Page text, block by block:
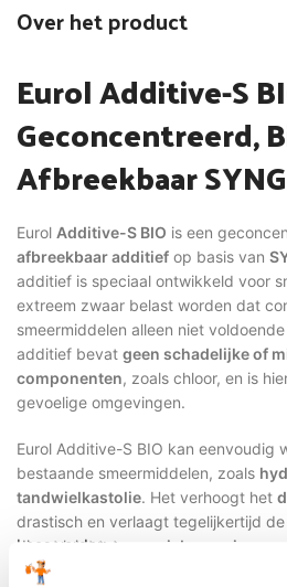
Over het product
Eurol Additive-S
Geconcentreerd,
Afbreekbaar
Eurol Additive-S BIO is een
afbreekbaar additief op basis van
additief is speciaal ontwikkeld voor
extreem zwaar belast worden dat
smeermiddelen alleen niet
additief bevat geen schadelijke of
componenten, zoals chloor, en is
gevoelige omgevingen.
Eurol Additive-S BIO kan eenvoudig
bestaande smeermiddelen, zoals
tandwielkastolie. Het verhoogt het
drastisch en verlaagt tegelijkertijd de
direct leidt tot
energiebesparing
Lees verder